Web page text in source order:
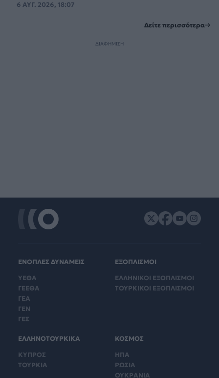
6 ΑΥΓ. 2026, 18:07
Δείτε περισσότερα
ΔΙΑΦΗΜΙΣΗ
ΕΝΟΠΛΕΣ ΔΥΝΑΜΕΙΣ
ΥΕΘΑ
ΓΕΕΘΑ
ΓΕΑ
ΓΕΝ
ΓΕΣ
ΕΞΟΠΛΙΣΜΟΙ
ΕΛΛΗΝΙΚΟΙ ΕΞΟΠΛΙΣΜΟΙ
ΤΟΥΡΚΙΚΟΙ ΕΞΟΠΛΙΣΜΟΙ
ΕΛΛΗΝΟΤΟΥΡΚΙΚΑ
ΚΥΠΡΟΣ
ΤΟΥΡΚΙΑ
ΚΟΣΜΟΣ
ΗΠΑ
ΡΩΣΙΑ
ΟΥΚΡΑΝΙΑ